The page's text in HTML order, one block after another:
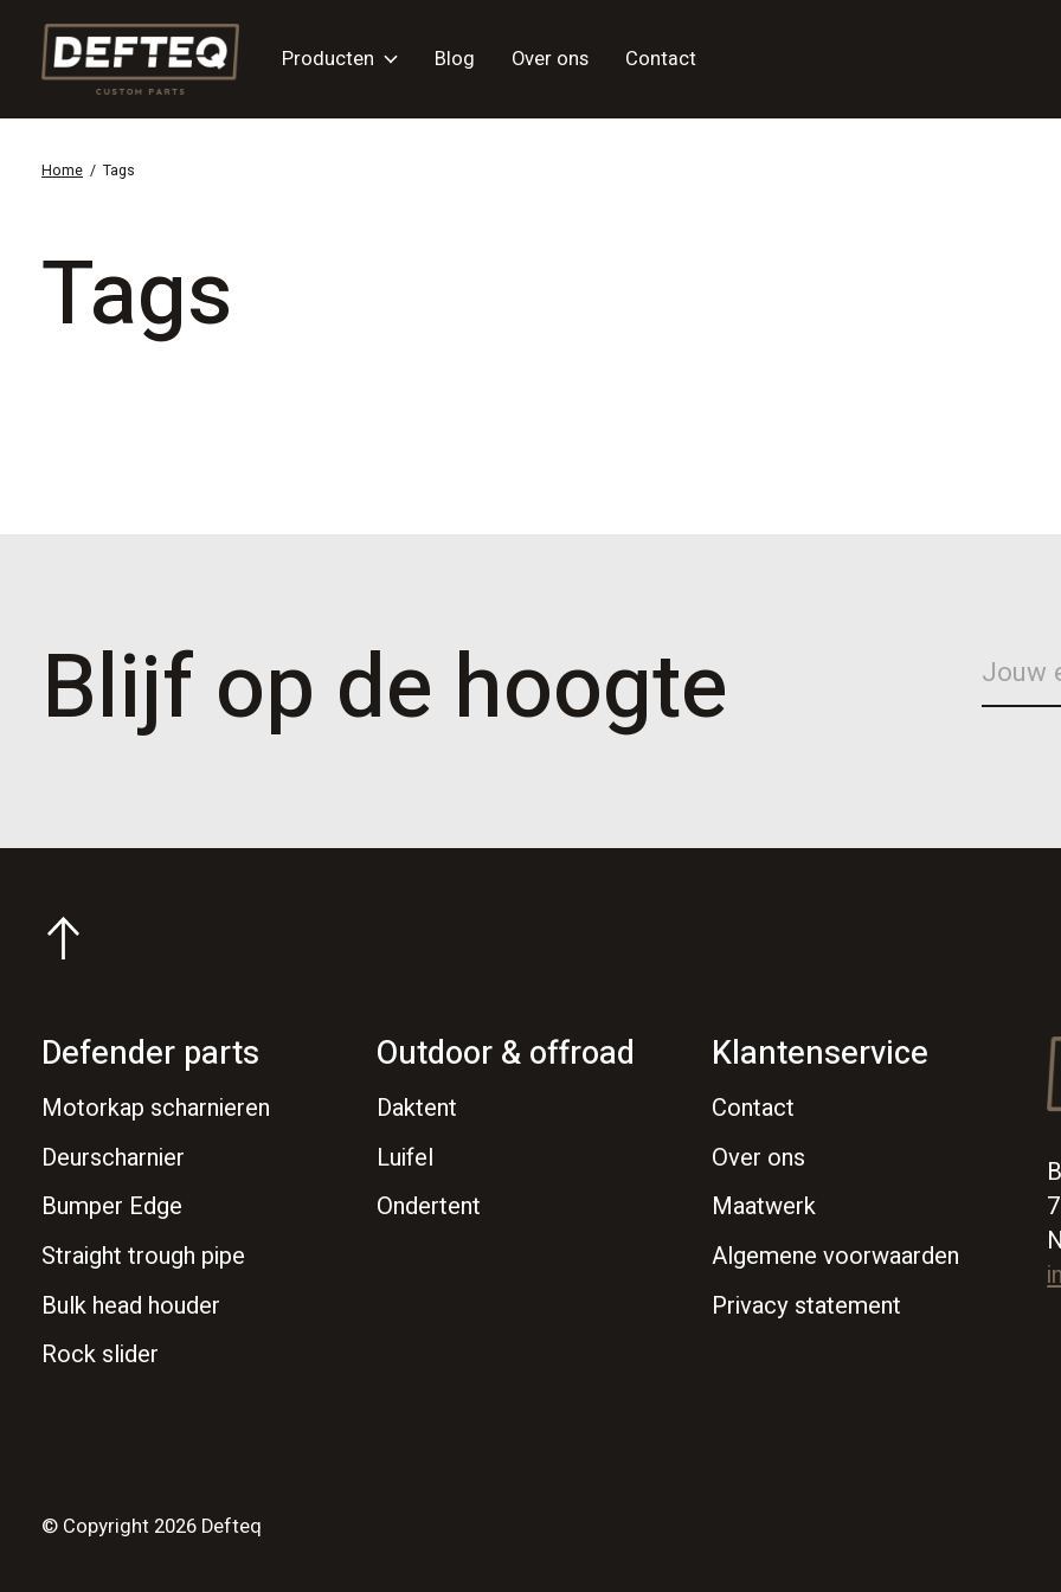
Producten Blog Over ons Contact
Home / Tags
Tags
Blijf op de hoogte
Defender parts
Motorkap scharnieren
Deurscharnier
Bumper Edge
Straight trough pipe
Bulk head houder
Rock slider
Outdoor & offroad
Daktent
Luifel
Ondertent
Klantenservice
Contact
Over ons
Maatwerk
Algemene voorwaarden
Privacy statement
© Copyright 2026 Defteq